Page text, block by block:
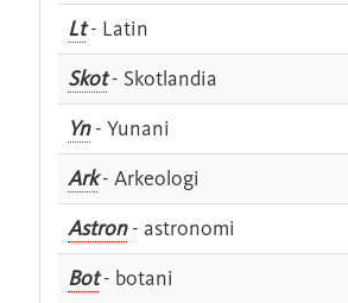
Lt- Latin
Skot- Skotlandia
Yn- Yunani
Ark- Arkeologi
Astron- astronomi
Bot- botani